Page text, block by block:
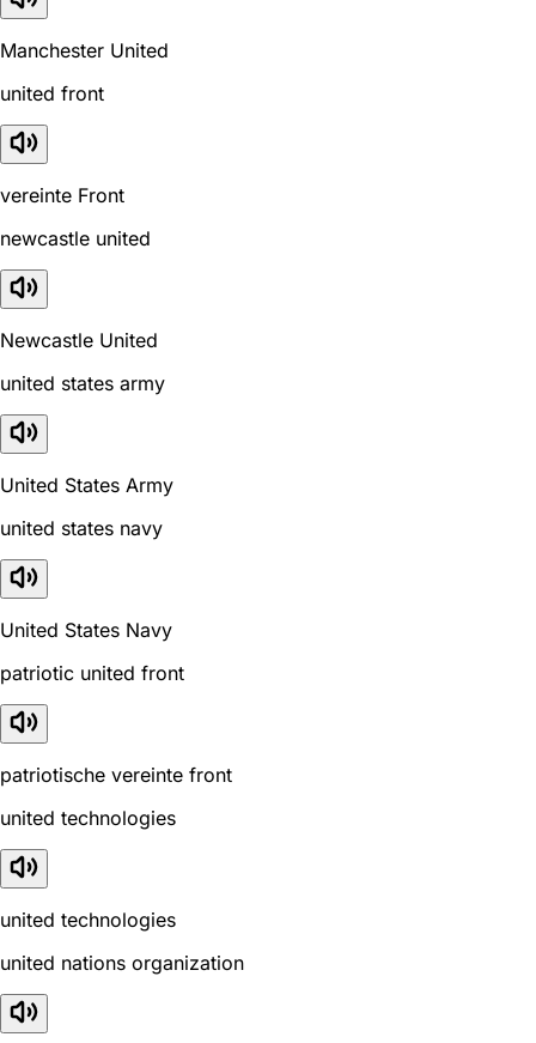
Manchester United
united front
vereinte Front
newcastle united
Newcastle United
united states army
United States Army
united states navy
United States Navy
patriotic united front
patriotische vereinte front
united technologies
united technologies
united nations organization